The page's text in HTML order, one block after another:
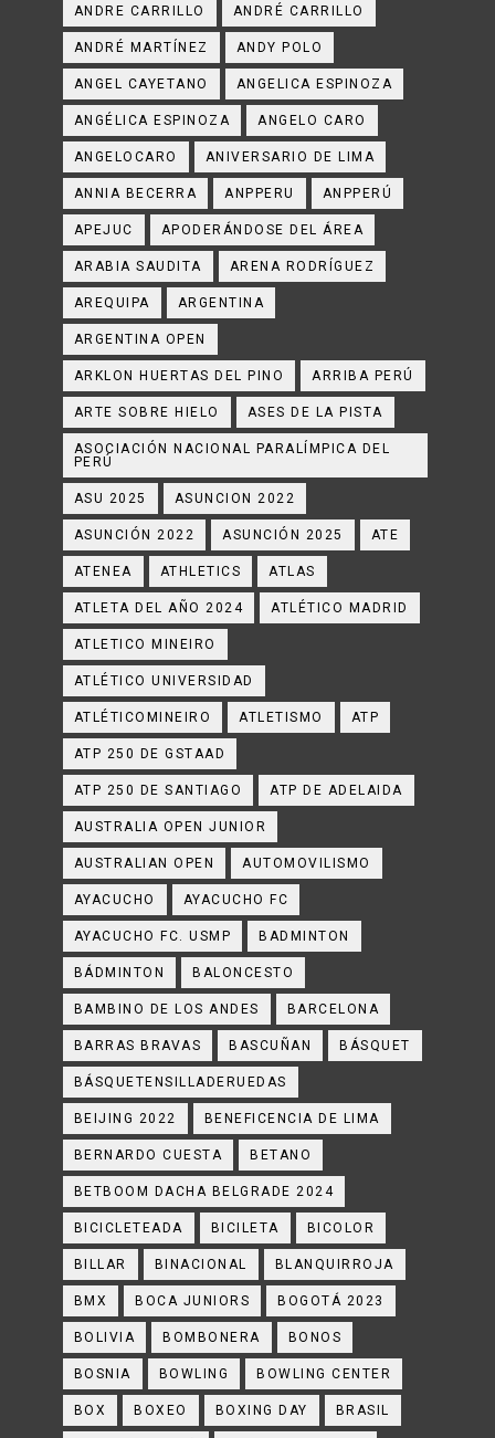
ANDRE CARRILLO ANDRÉ CARRILLO
ANDRÉ MARTÍNEZ ANDY POLO
ANGEL CAYETANO ANGELICA ESPINOZA
ANGÉLICA ESPINOZA ANGELO CARO
ANGELOCARO ANIVERSARIO DE LIMA
ANNIA BECERRA ANPPERU ANPPERÚ
APEJUC APODERÁNDOSE DEL ÁREA
ARABIA SAUDITA ARENA RODRÍGUEZ
AREQUIPA ARGENTINA
ARGENTINA OPEN
ARKLON HUERTAS DEL PINO ARRIBA PERÚ
ARTE SOBRE HIELO ASES DE LA PISTA
ASOCIACIÓN NACIONAL PARALÍMPICA DEL
PERÚ
ASU 2025 ASUNCION 2022
ASUNCIÓN 2022 ASUNCIÓN 2025 ATE
ATENEA ATHLETICS ATLAS
ATLETA DEL AÑO 2024 ATLÉTICO MADRID
ATLETICO MINEIRO
ATLÉTICO UNIVERSIDAD
ATLÉTICOMINEIRO ATLETISMO ATP
ATP 250 DE GSTAAD
ATP 250 DE SANTIAGO ATP DE ADELAIDA
AUSTRALIA OPEN JUNIOR
AUSTRALIAN OPEN AUTOMOVILISMO
AYACUCHO AYACUCHO FC
AYACUCHO FC. USMP BADMINTON
BÁDMINTON BALONCESTO
BAMBINO DE LOS ANDES BARCELONA
BARRAS BRAVAS BASCUÑAN BÁSQUET
BÁSQUETENSILLADERUEDAS
BEIJING 2022 BENEFICENCIA DE LIMA
BERNARDO CUESTA BETANO
BETBOOM DACHA BELGRADE 2024
BICICLETEADA BICILETA BICOLOR
BILLAR BINACIONAL BLANQUIRROJA
BMX BOCA JUNIORS BOGOTÁ 2023
BOLIVIA BOMBONERA BONOS
BOSNIA BOWLING BOWLING CENTER
BOX BOXEO BOXING DAY BRASIL